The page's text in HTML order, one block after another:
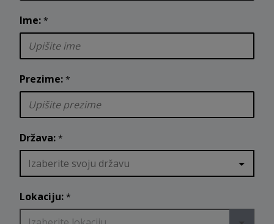
Ime: *
Prezime: *
Država: *
Izaberite svoju državu
Lokaciju: *